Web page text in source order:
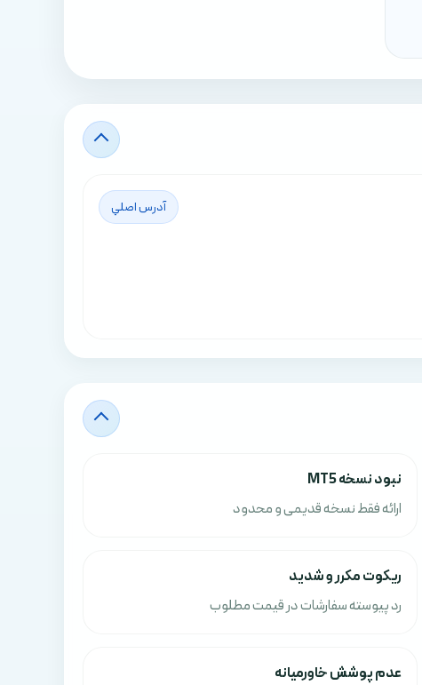
آدرس اصلي
نبود نسخه MT5
ارائه فقط نسخه قدیمی و محدود
ریکوت مکرر و شدید
رد پیوسته سفارشات در قیمت مطلوب
عدم پوشش خاورمیانه